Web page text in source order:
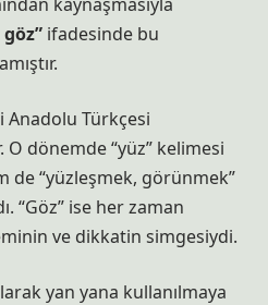
ifadesinde bu
Anadolu Türkçesi
dönemde “yüz” kelimesi
de “yüzleşmek, görünmek”
“Göz” ise her zaman
ve dikkatin simgesiydi.
yan yana kullanılmaya